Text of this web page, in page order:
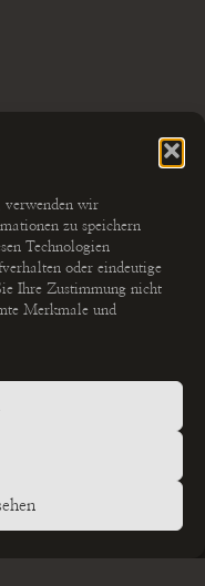
verwenden wir
zu speichern
Technologien
oder eindeutige
Ihre Zustimmung nicht
Merkmale und